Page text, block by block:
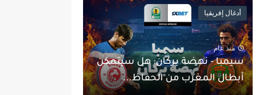
أدغال إفريقيا
منذ عام
سيمبا - نهضة بركان: هل سيتمكن
أبطال المغرب من الحفاظ...